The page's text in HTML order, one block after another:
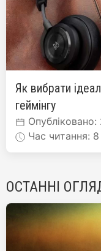
Як вибрати
геймінгу
Час читання:
ОСТАННІ